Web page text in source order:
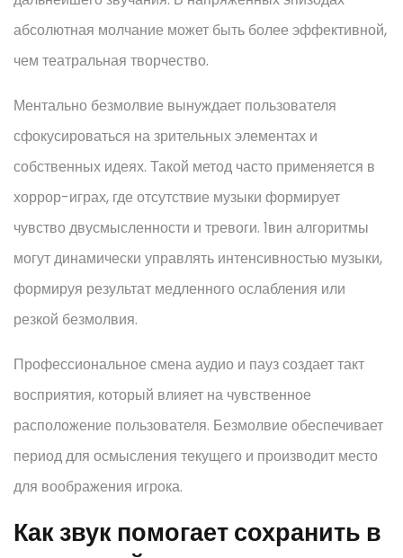
абсолютная молчание может быть более эффективной,
чем театральная творчество.
Ментально безмолвие вынуждает пользователя
сфокусироваться на зрительных элементах и
собственных идеях. Такой метод часто применяется в
хоррор-играх, где отсутствие музыки формирует
чувство двусмысленности и тревоги. 1вин алгоритмы
могут динамически управлять интенсивностью музыки,
формируя результат медленного ослабления или
резкой безмолвия.
Профессиональное смена аудио и пауз создает такт
восприятия, который влияет на чувственное
расположение пользователя. Безмолвие обеспечивает
период для осмысления текущего и производит место
для воображения игрока.
Как звук помогает сохранить в